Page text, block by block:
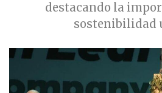
destacando la
sostenibilidad